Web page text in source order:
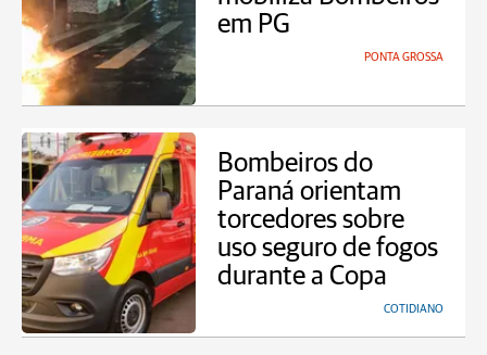
em PG
PONTA GROSSA
Bombeiros do
Paraná orientam
torcedores sobre
uso seguro de fogos
durante a Copa
COTIDIANO